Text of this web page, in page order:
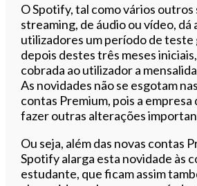
O Spotify, tal como vários outros
streaming, de áudio ou vídeo, dá
utilizadores um período de teste
depois destes três meses
cobrada ao utilizador a
As novidades não se esgotam
contas Premium, pois a empresa
fazer outras alterações
Ou seja, além das novas contas
Spotify alarga esta novidade às
estudante, que ficam assim